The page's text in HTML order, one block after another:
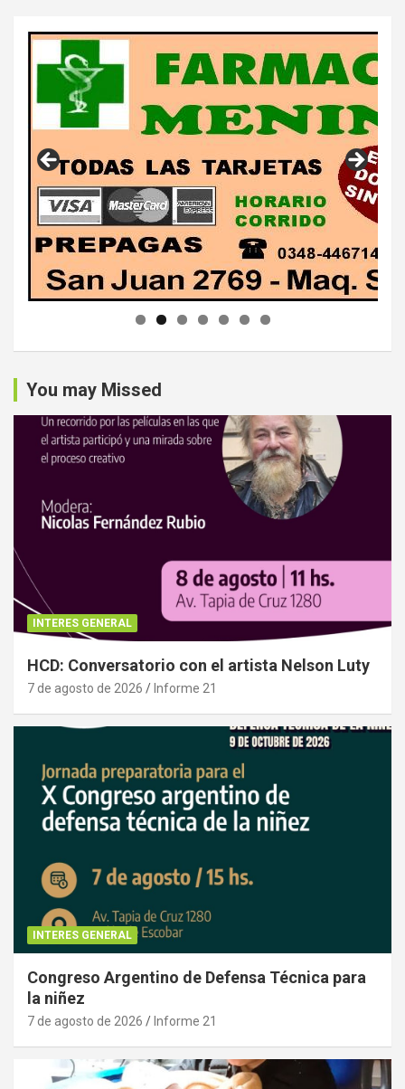
You may Missed
INTERES GENERAL
HCD: Conversatorio con el artista Nelson Luty
7 de agosto de 2026 Informe 21
INTERES GENERAL
Congreso Argentino de Defensa Técnica para
la niñez
7 de agosto de 2026 Informe 21